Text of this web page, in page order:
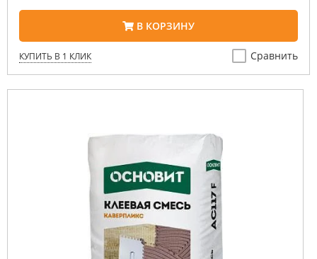
В КОРЗИНУ
КУПИТЬ В 1 КЛИК Сравнить